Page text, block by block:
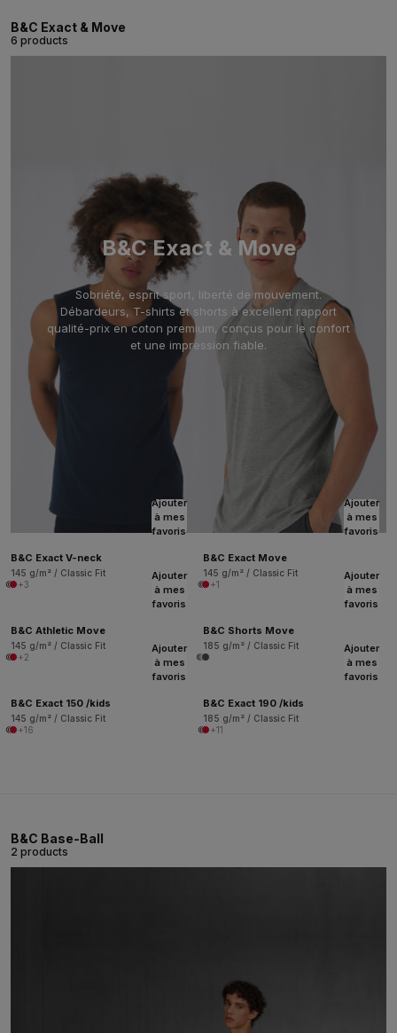
B&C Exact & Move
6 products
B&C Exact & Move
Sobriété, esprit sport, liberté de mouvement.
Débardeurs, T-shirts et shorts à excellent rapport
qualité-prix en coton premium, conçus pour le confort
et une impression fiable.
Ajouter
à mes
favoris
B&C Exact V-neck
145 g/m² / Classic Fit
+3
Ajouter
à mes
favoris
B&C Exact Move
145 g/m² / Classic Fit
+1
Ajouter
à mes
favoris
B&C Athletic Move
145 g/m² / Classic Fit
+2
Ajouter
à mes
favoris
B&C Shorts Move
185 g/m² / Classic Fit
Ajouter
à mes
favoris
B&C Exact 150 /kids
145 g/m² / Classic Fit
+16
Ajouter
à mes
favoris
B&C Exact 190 /kids
185 g/m² / Classic Fit
+11
B&C Base-Ball
2 products